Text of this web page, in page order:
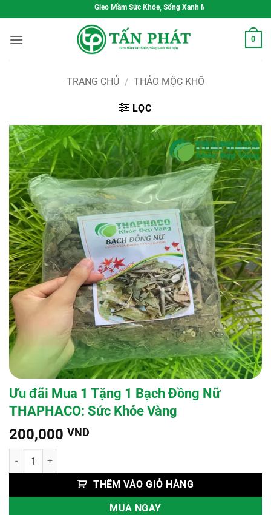
qua
nội
Gieo Mầm Sức Khỏe, Sống Xanh Mỗi Ngày
0
TRANG CHỦ / THẢO MỘC KHÔ
LỌC
Ưu đãi Mua 1 Tặng 1 Bạch Đồng Nữ
THAPHACO: Sức Khỏe Vàng
200,000 VND
Ưu đãi Mua 1 Tặng 1 Bạch Đồng Nữ THAPHACO: Sức Khỏe Vàng số
THÊM VÀO GIỎ HÀNG
MUA NGAY